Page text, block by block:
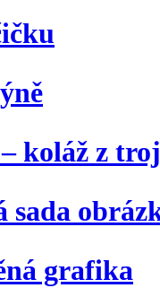
koláž z
sada
grafika